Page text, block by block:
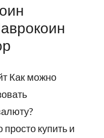
Как можно
купить и